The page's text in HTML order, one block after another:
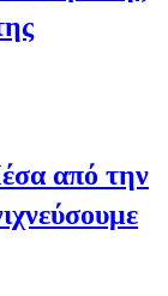
από την